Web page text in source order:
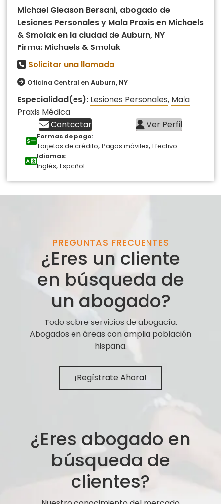
Michael Gleason Bersani, abogado de
Lesiones Personales y Mala Praxis en Michaels
& Smolak en la ciudad de Auburn, NY
Firma: Michaels & Smolak
Solicitar una llamada
Oficina Central en Auburn, NY
Especialidad(es): Lesiones Personales, Mala
Praxis Médica
Contactar
Ver Perfil
Formas de pago:
Tarjetas de crédito, Pagos móviles, Efectivo
Idiomas:
Inglés, Español
PREGUNTAS FRECUENTES
¿Eres un cliente
en búsqueda de
un abogado?
Todo sobre servicios de abogacía.
Abogados en áreas con amplia población
hispana.
¡Regístrate Ahora!
¿Eres abogado en
búsqueda de
clientes?